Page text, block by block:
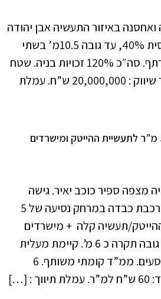
באיזור התעשיה אבן יהודה
, בקרבה לכביש 4. תכסית 40%, עד גובה 10.5מ’ בשתי
קומות. בנוסף קומת מרתף. סה״כ 120% זכויות בניה. שטח
המגרש: 3.5 דונם. מחיר שיווק : 20,000,000 ש”ח. עמלת
מצפה ספיר כוכב יאיר. גישה
ישירה לכביש 6, תחנת רכבת כבדה במרחק נסיעה של 5
תעשיה קלה + מישרדים
נלווים. שטח: 550 מ”ר. גובה תקרה כ 6 מ’. קיימת מעלית
משא 1.5 טון ומעלית נוסעים. ממ”ד קומתי משותף. 6
[…]